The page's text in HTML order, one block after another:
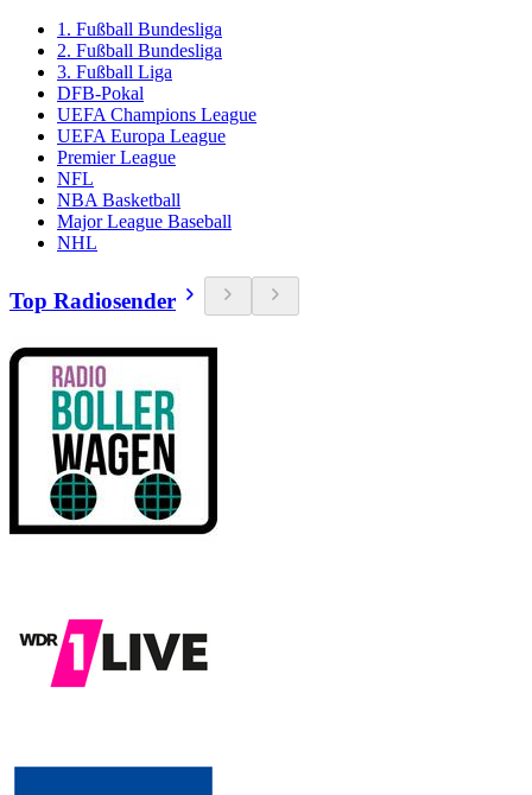
1. Fußball Bundesliga
2. Fußball Bundesliga
3. Fußball Liga
DFB-Pokal
UEFA Champions League
UEFA Europa League
Premier League
NFL
NBA Basketball
Major League Baseball
NHL
Top Radiosender